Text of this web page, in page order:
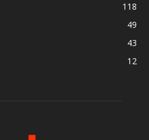
118
49
43
12